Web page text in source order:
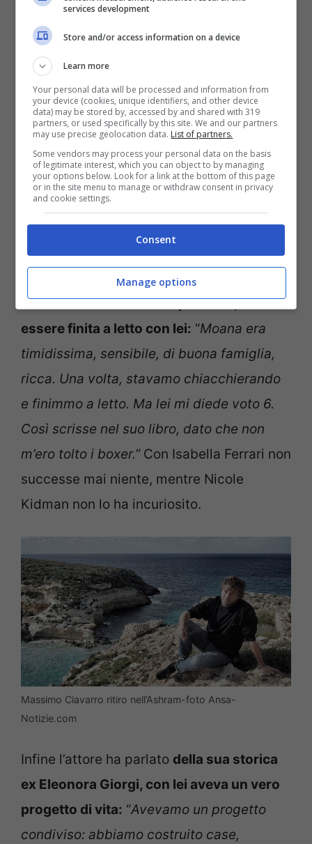
di tre documentari, e oggi un’attività
turistica a Lampedusa.”Infine l’ex volto di
Sapore di mare 2
amori: del rapporto con Isabella Ferrari
fuori dal set, l’incontro con Moana Pozzi e
la storia importante con Eleonora Giorgi
che lo ha reso padre di Paolo.
Massimo Ciavarro: “Moana
mi ha dato 6 a letto”
Massimo Ciavarro ha confessato di aver
conosciutoMoana Pozzi per caso, e di
essere finita a letto con lei: “Moana era
timidissima, sensibile, di buona famiglia,
ricca. Una volta, stavamo chiacchierando
e finimmo a letto. Ma lei mi diede voto 6.
Così scrisse nel suo libro, dato che non
m’ero tolto i boxer.”Con Isabella Ferrari non
successe mai niente, mentre Nicole
Kidman non lo ha incuriosito.
Massimo Ciavarro ritiro nell’Ashram-foto Ansa-
Notizie.com
Infine l’attore ha parlato della sua storica
ex Eleonora Giorgi, con lei aveva un vero
progetto di vita: “Avevamo un progetto
condiviso: abbiamo costruito case,
services development
Store and/or access information on a device
Learn more
Your personal data will be processed and information from
your device (cookies, unique identifiers, and other device
data) may be stored by, accessed by and shared with 319
partners, or used specifically by this site. We and our partners
may use precise geolocation data. List of partners.
Some vendors may process your personal data on the basis
of legitimate interest, which you can object to by managing
your options below. Look for a link at the bottom of this page
or in the site menu to manage or withdraw consent in privacy
and cookie settings.
Consent
Manage options